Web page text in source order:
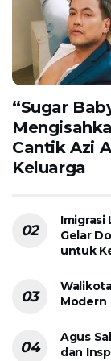
“Sugar
Cantik Azi
Keluarga
Imigrasi
Gelar
untuk
Modern
Agus
dan